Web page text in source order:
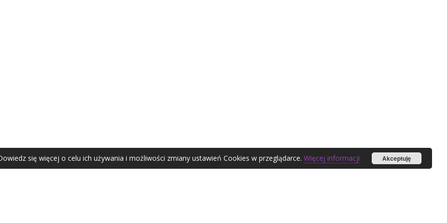
Agata Zubel © 2021
się więcej o celu ich używania i możliwości zmiany ustawień Cookies w przeglądarce. Więcej informacji Akceptuję